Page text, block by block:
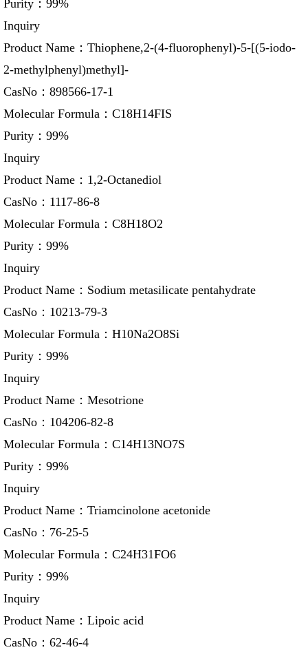
Purity： 99%
Inquiry
Product Name： Thiophene,2-(4-fluorophenyl)-5-[(5-iodo-
2-methylphenyl)methyl]-
CasNo： 898566-17-1
Molecular Formula： C18H14FIS
Purity： 99%
Inquiry
Product Name： 1,2-Octanediol
CasNo： 1117-86-8
Molecular Formula： C8H18O2
Purity： 99%
Inquiry
Product Name： Sodium metasilicate pentahydrate
CasNo： 10213-79-3
Molecular Formula： H10Na2O8Si
Purity： 99%
Inquiry
Product Name： Mesotrione
CasNo： 104206-82-8
Molecular Formula： C14H13NO7S
Purity： 99%
Inquiry
Product Name： Triamcinolone acetonide
CasNo： 76-25-5
Molecular Formula： C24H31FO6
Purity： 99%
Inquiry
Product Name： Lipoic acid
CasNo： 62-46-4